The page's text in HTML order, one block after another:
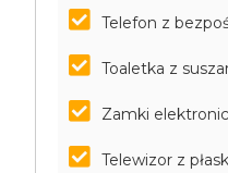
Telefon z
Toaletka z
Zamki
Telewizor z